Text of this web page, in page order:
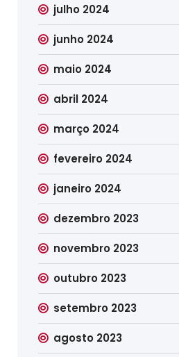
julho 2024
junho 2024
maio 2024
abril 2024
março 2024
fevereiro 2024
janeiro 2024
dezembro 2023
novembro 2023
outubro 2023
setembro 2023
agosto 2023